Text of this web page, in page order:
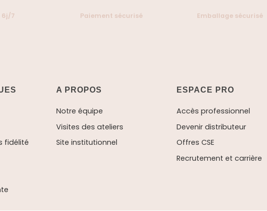
6j/7 Paiement sécurisé Emballage sécurisé
fidélité
A PROPOS
Notre équipe
Visites des ateliers
Site institutionnel
ESPACE PRO
Accès professionnel
Devenir distributeur
Offres CSE
Recrutement et carrière